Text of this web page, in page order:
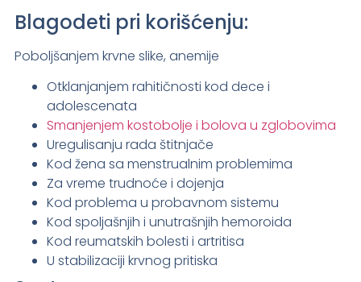
Blagodeti pri korišćenju:
Poboljšanjem krvne slike, anemije
Otklanjanjem rahitičnosti kod dece i
adolescenata
Smanjenjem kostobolje i bolova u zglobovima
Uregulisanju rada štitnjače
Kod žena sa menstrualnim problemima
Za vreme trudnoće i dojenja
Kod problema u probavnom sistemu
Kod spoljašnjih i unutrašnjih hemoroida
Kod reumatskih bolesti i artritisa
U stabilizaciji krvnog pritiska